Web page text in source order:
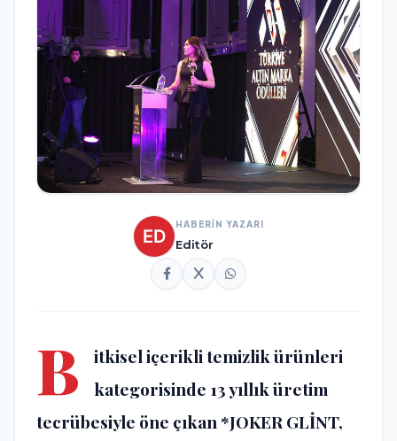
HABERİN YAZARI
Editör
B
itkisel içerikli temizlik ürünleri
kategorisinde 13 yıllık üretim
tecrübesiyle öne çıkan *JOKER GLİNT,